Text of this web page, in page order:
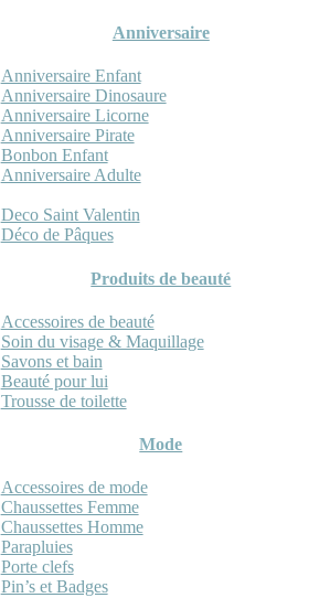
Anniversaire
Anniversaire Enfant
Anniversaire Dinosaure
Anniversaire Licorne
Anniversaire Pirate
Bonbon Enfant
Anniversaire Adulte
Deco Saint Valentin
Déco de Pâques
Produits de beauté
Accessoires de beauté
Soin du visage & Maquillage
Savons et bain
Beauté pour lui
Trousse de toilette
Mode
Accessoires de mode
Chaussettes Femme
Chaussettes Homme
Parapluies
Porte clefs
Pin’s et Badges